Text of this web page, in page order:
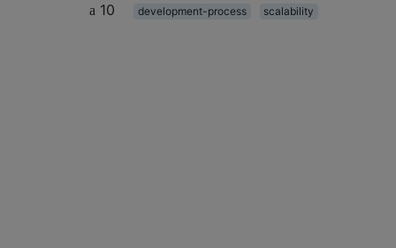
10
development-process scalability